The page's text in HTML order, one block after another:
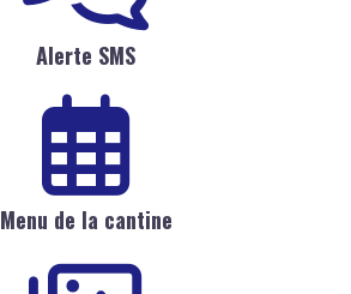
Alerte SMS
Menu de la cantine